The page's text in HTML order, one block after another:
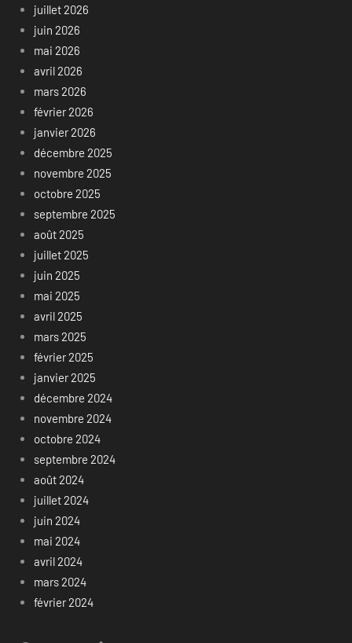
juillet 2026
juin 2026
mai 2026
avril 2026
mars 2026
février 2026
janvier 2026
décembre 2025
novembre 2025
octobre 2025
septembre 2025
août 2025
juillet 2025
juin 2025
mai 2025
avril 2025
mars 2025
février 2025
janvier 2025
décembre 2024
novembre 2024
octobre 2024
septembre 2024
août 2024
juillet 2024
juin 2024
mai 2024
avril 2024
mars 2024
février 2024